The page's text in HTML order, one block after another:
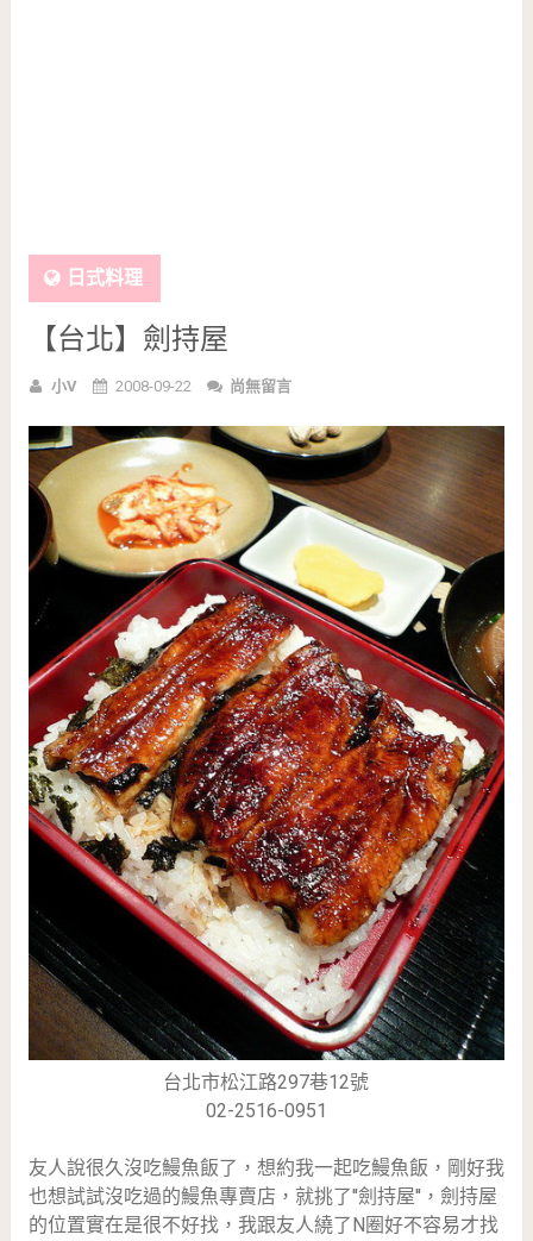
日式料理
【台北】劍持屋
小V 2008-09-22 尚無留言
台北市松江路297巷12號
02-2516-0951
友人說很久沒吃鰻魚飯了，想約我一起吃鰻魚飯，剛好我
也想試試沒吃過的鰻魚專賣店，就挑了''劍持屋''，劍持屋
的位置實在是很不好找，我跟友人繞了N圈好不容易才找